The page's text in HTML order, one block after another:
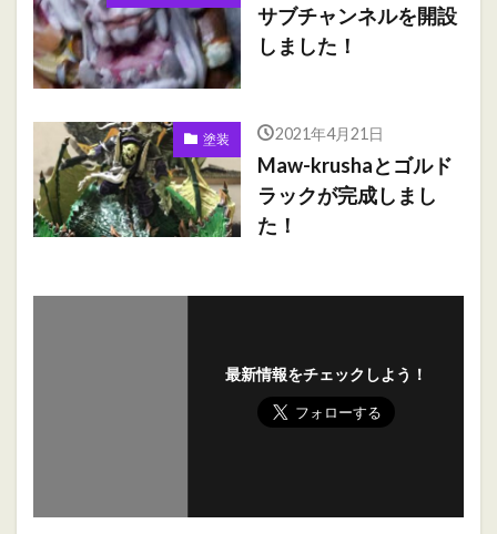
サブチャンネルを開設
しました！
塗装 2021年4月21日
Maw-krushaとゴルド
ラックが完成しまし
た！
最新情報をチェックしよう！